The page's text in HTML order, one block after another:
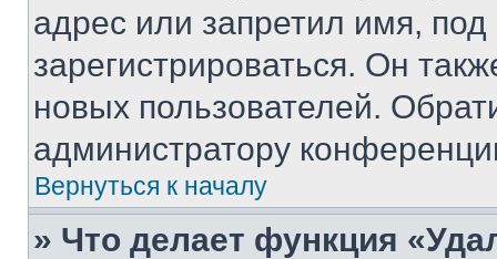
адрес или запретил имя,
зарегистрироваться. Он
новых пользователей.
администратору
Вернуться к началу
» Что делает функция